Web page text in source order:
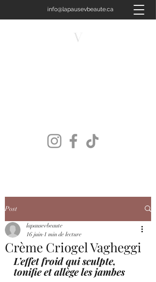
info@lapausevbeaute.ca
Post
Crème Criogel Vagheggi
lapausevbeaute
16 juin 1 min de lecture
L’effet froid qui sculpte,
tonifie et allège les jambes